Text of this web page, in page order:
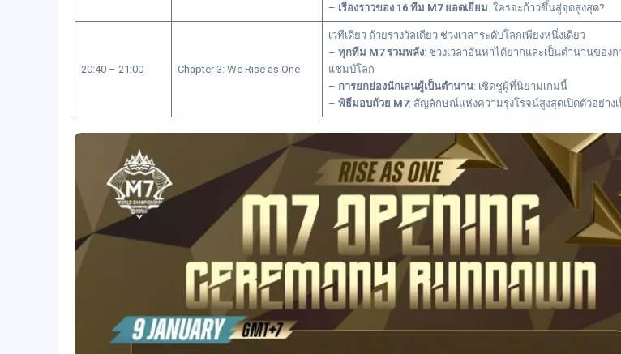
– เรื่องราวของ 16 ทีม M7 ยอดเยี่ยม: ใครจะก้าวขึ้นสู่จุดสูงสุด?
20:40 – 21:00 Chapter 3: We Rise as One
เวทีเดียว ถ้วยรางวัลเดียว ช่วงเวลาระดับโลกเพียงหนึ่งเดียว
– ทุกทีม M7 รวมพลัง: ช่วงเวลาอันหาได้ยากและเป็นตำนานของ
แชมป์โลก
– การยกย่องนักเล่นผู้เป็นตำนาน: เชิดชูผู้ที่นิยามเกมนี้
– พิธีมอบถ้วย M7: สัญลักษณ์แห่งความรุ่งโรจน์สูงสุดเปิดตัวอย่าง